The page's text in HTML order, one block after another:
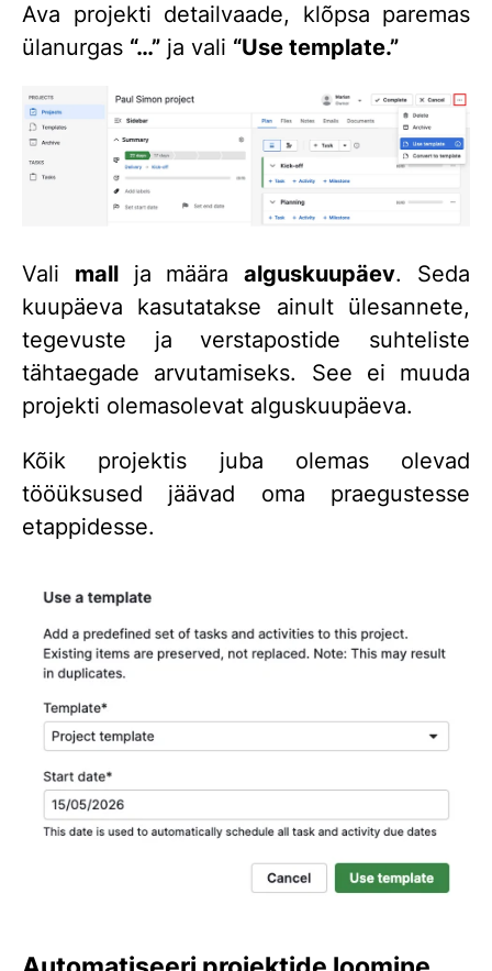
Ava projekti detailvaade, klõpsa paremas
ülanurgas “…” ja vali “Use template.”
Vali mallja määraalguskuupäev. Seda
kuupäeva kasutatakse ainult ülesannete,
tegevuste ja verstapostide suhteliste
tähtaegade arvutamiseks. See ei muuda
projekti olemasolevat alguskuupäeva.
Kõik projektis juba olemas olevad
tööüksused jäävad oma praegustesse
etappidesse.